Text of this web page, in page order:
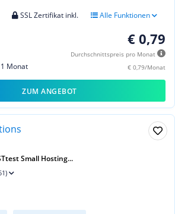
SSL Zertifikat inkl. Alle Funktionen
€ 0,79
Durchschnittspreis pro Monat
€ 0,79/Monat
Monat
ZUM ANGEBOT
Small Hosting...